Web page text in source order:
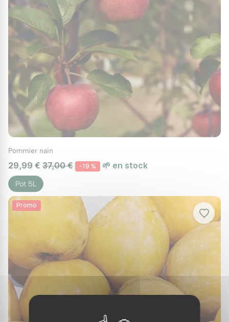
Ces arbres, bien que petits, sont souvent très
productifs, avec une récolte abondante dès
les premières années après la plantation. En
plus de leur fonctionnalité, ils ajoutent une
touche décorative avec leurs fleurs
printanières et leurs fruits colorés en été.
Les Variétés Populaires de Fruitiers Nains
Pommiers nains :
Idéaux pour les climats
'Golden Delicious' ou 'Fuji' offrent des
pommes croquantes et juteuses.
Pêchers nains :
chauds, les variétés 'Bonanza' ou 'Pixzee'
produisent des pêches sucrées, parfaites
pour les tartes et salades de fruits.
Cerisiers nains :
Des variétés comme
'Stella' ou 'Griotella' offrent des cerises
sucrées, délicieuses fraîches ou en
chauds ou en intérieur en hiver, les
Pommier nain
29,99 € 37,00 € -19 % 🌱 en stock
Pot 5L
Promo